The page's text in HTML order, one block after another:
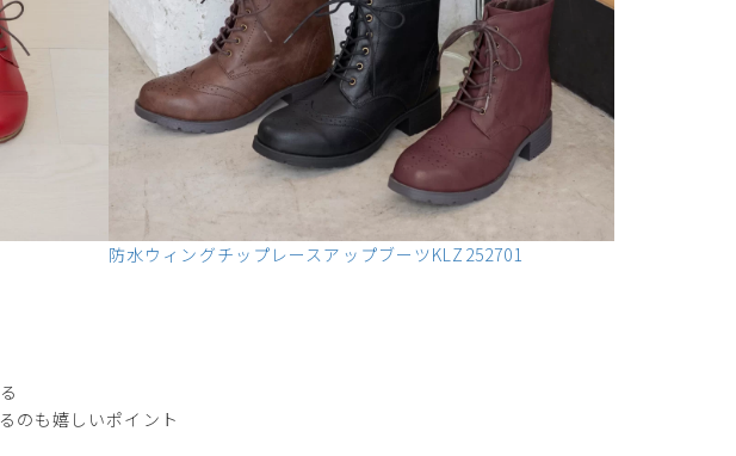
防水ウィングチップレースアップブーツKLZ252701
のも嬉しいポイント
前中」、「14～16
クレジットカードでのお支払いについて
以下のカード会社がお使いいただけます。